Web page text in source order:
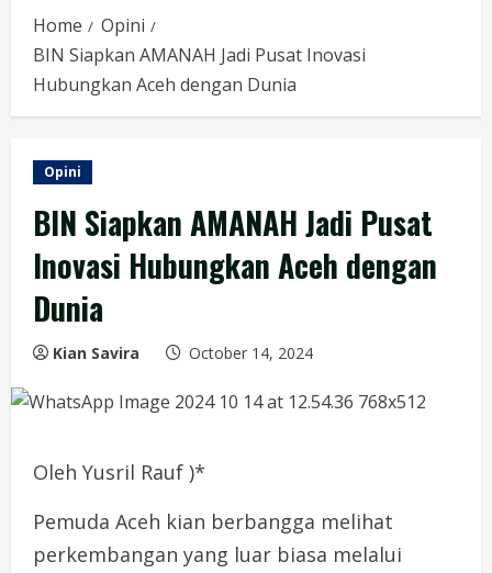
Home
Opini
BIN Siapkan AMANAH Jadi Pusat Inovasi
Hubungkan Aceh dengan Dunia
Opini
BIN Siapkan AMANAH Jadi Pusat
Inovasi Hubungkan Aceh dengan
Dunia
Kian Savira October 14, 2024
Oleh Yusril Rauf )*
Pemuda Aceh kian berbangga melihat
perkembangan yang luar biasa melalui